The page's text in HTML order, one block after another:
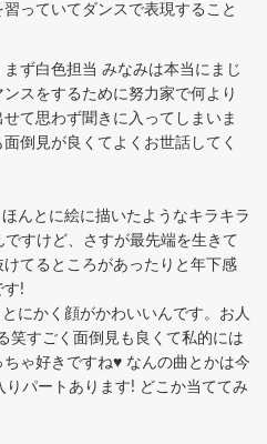
っていてダンスで表現すること
ず白色担当 みなみは本当にまじ
スをするために努力家で何より
て思わず聞きに入ってしまいま
倒見が良くてよくお世話してく
んとに絵に描いたようなキラキラ
すけど、さすが最先端を生きて
てるところがあったりと年下感
す!
にかく顔がかわいいんです。お人
笑すごく面倒見も良くて私的には
ゃ好きですね♥ なんの曲とかは今
パートあります! どこか当ててみ